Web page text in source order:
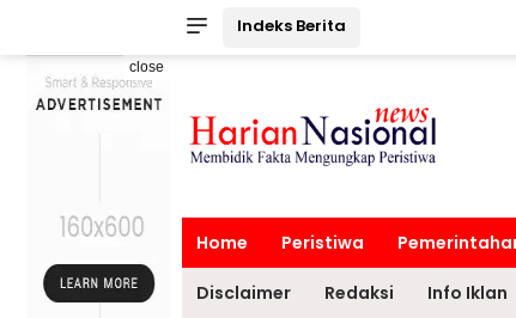
Indeks Berita
close
Home Peristiwa
Disclaimer Redaksi Info Iklan